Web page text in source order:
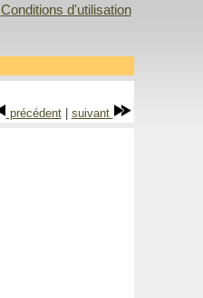
Conditions d'utilisation
précédent| suivant